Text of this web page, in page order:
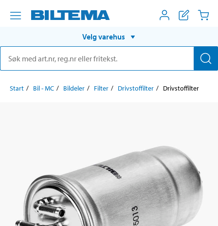
Velg varehus
Start Bil - MC Bildeler Filter Drivstoffilter Drivstoffilter